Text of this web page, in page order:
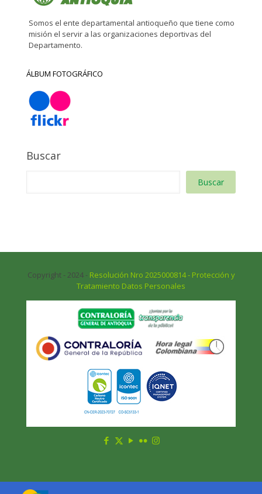
Somos el ente departamental antioqueño que tiene como
misión el servir a las organizaciones deportivas del
Departamento.
ÁLBUM FOTOGRÁFICO
Buscar
Buscar
Copyright - 2024 - Resolución Nro 2025000814 - Protección y
Tratamiento Datos Personales